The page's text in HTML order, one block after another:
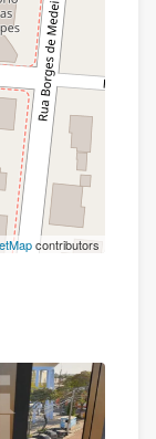
contributors